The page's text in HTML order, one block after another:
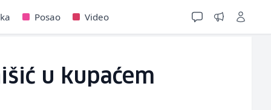
Posao Video
u kupaćem